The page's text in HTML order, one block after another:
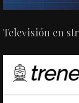
Televisión en